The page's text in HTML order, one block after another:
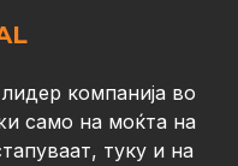
компанија во
само на моќта на
туку и на